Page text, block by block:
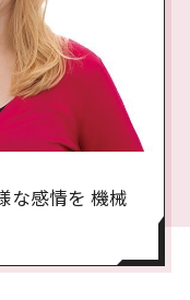
な感情を 機械